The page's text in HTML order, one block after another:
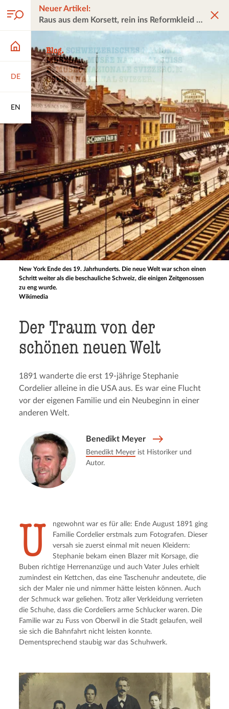
DE
EN
Neuer Artikel:
Raus aus dem Korsett, rein ins Reformkleid
New York Ende des 19. Jahrhunderts. Die neue Welt war schon einen
Schritt weiter als die beschauliche Schweiz, die einigen Zeitgenossen
zu eng wurde.
Wikimedia
Der Traum von der
schönen neuen Welt
1891 wanderte die erst 19-jährige Stephanie
Cordelier alleine in die USA aus. Es war eine Flucht
vor der eigenen Familie und ein Neubeginn in einer
anderen Welt.
Benedikt Meyer
Benedikt Meyerist Historiker und
Autor.
U
ngewohnt war es für alle: Ende August 1891 ging
Familie Cordelier erstmals zum Fotografen. Dieser
versah sie zuerst einmal mit neuen Kleidern:
Stephanie bekam einen Blazer mit Korsage, die
Buben richtige Herrenanzüge und auch Vater Jules erhielt
zumindest ein Kettchen, das eine Taschenuhr andeutete, die
sich der Maler nie und nimmer hätte leisten können. Auch
der Schmuck war geliehen. Trotz aller Verkleidung verrieten
die Schuhe, dass die Cordeliers arme Schlucker waren. Die
Familie war zu Fuss von Oberwil in die Stadt gelaufen, weil
sie sich die Bahnfahrt nicht leisten konnte.
Dementsprechend staubig war das Schuhwerk.